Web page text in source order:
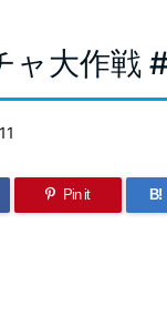
ャ大作戦
Pin it B!